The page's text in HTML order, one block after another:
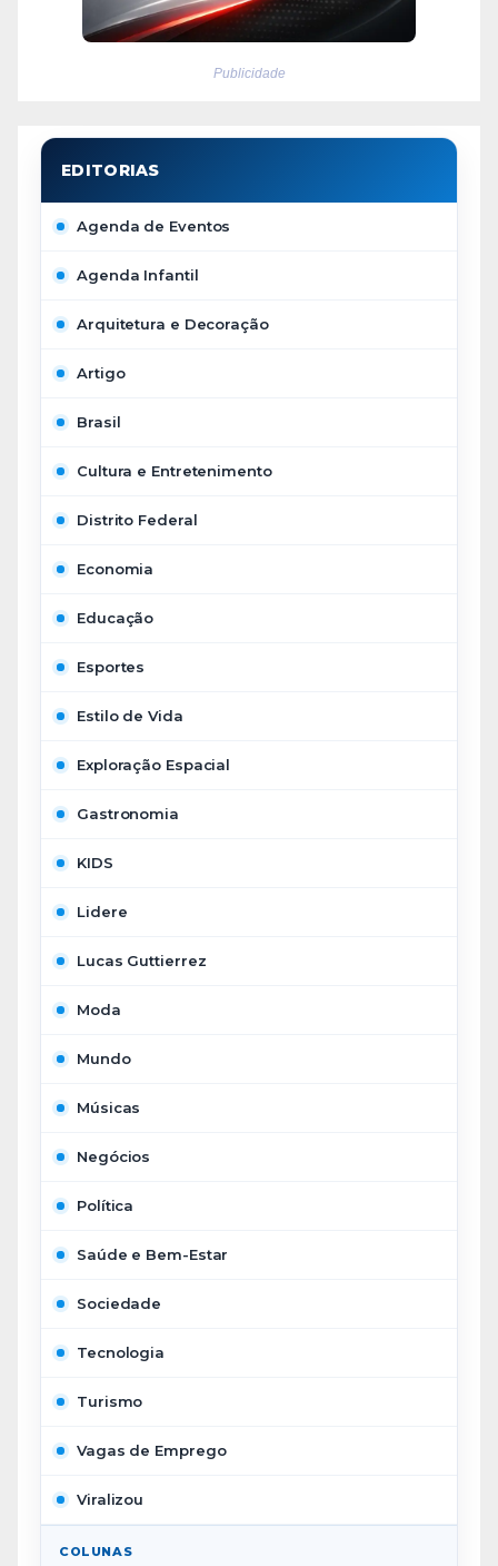
Publicidade
Agenda de Eventos
Agenda Infantil
Arquitetura e Decoração
Artigo
Brasil
Cultura e Entretenimento
Distrito Federal
Economia
Educação
Esportes
Estilo de Vida
Exploração Espacial
Gastronomia
KIDS
Lidere
Lucas Guttierrez
Moda
Mundo
Músicas
Negócios
Política
Saúde e Bem-Estar
Sociedade
Tecnologia
Turismo
Vagas de Emprego
Viralizou
COLUNAS